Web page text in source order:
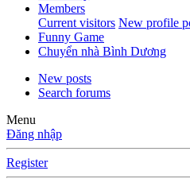
Members
Current visitors New profile
Funny Game
Chuyển nhà Bình Dương
New posts
Search forums
Menu
Đăng nhập
Register